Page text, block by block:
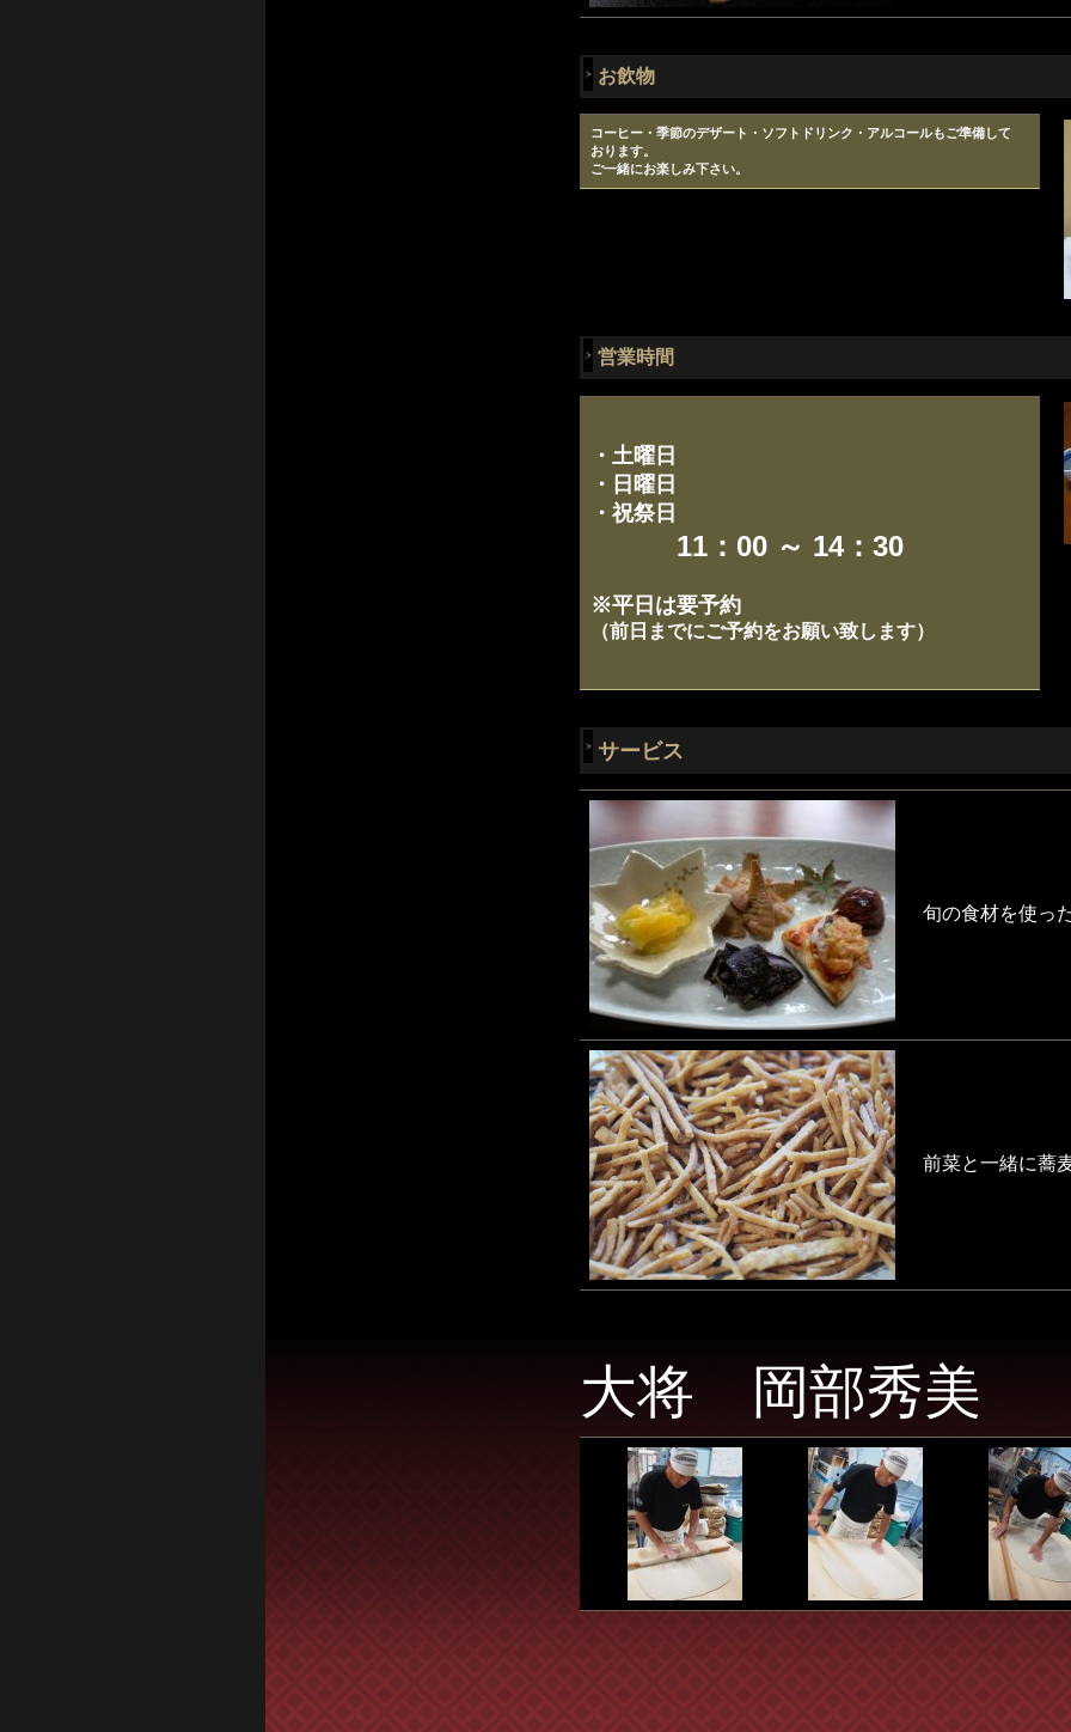
お飲物
コーヒー・季節のデザート・ソフトドリンク・アルコールもご準備して
おります。
ご一緒にお楽しみ下さい。
営業時間
・土曜日
・日曜日
・祝祭日
11：00 ～ 14：30
※平日は要予約
（前日までにご予約をお願い致します）
サービス
旬の食材を使っ
前菜と一緒に蕎
大将 岡部秀美